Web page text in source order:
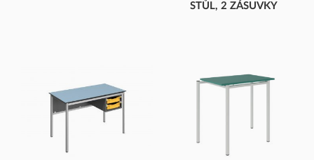
STŮL, 2 ZÁSUVKY